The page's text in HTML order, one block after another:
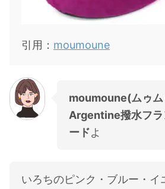
引用： moumoune
moumoune(ムゥ
Argentine撥水フラ
ードよ
いろちのピンク・ブルー・イ